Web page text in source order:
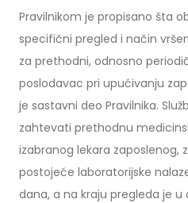
Pravilnikom je propisano šta
specifični pregled i način
za prethodni, odnosno
poslodavac pri upućivanju
je sastavni deo Pravilnika.
zahtevati prethodnu
izabranog lekara zaposlenog,
postojeće laboratorijske
dana, a na kraju pregleda je